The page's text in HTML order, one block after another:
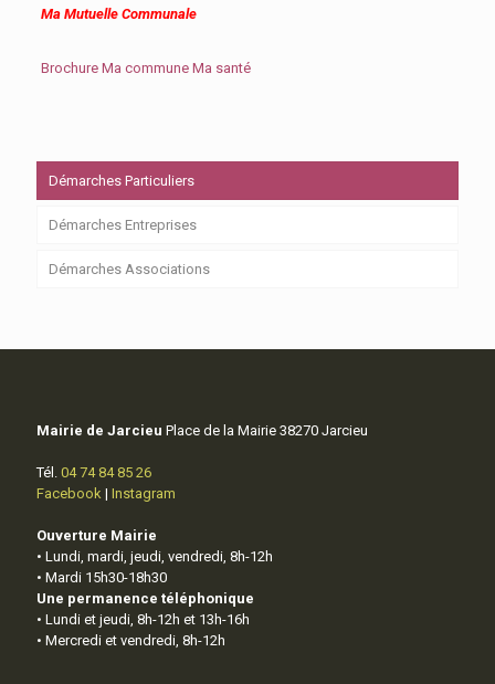
Ma Mutuelle Communale
Brochure Ma commune Ma santé
Démarches Particuliers
Démarches Entreprises
Démarches Associations
Mairie de Jarcieu Place de la Mairie 38270 Jarcieu
Tél. 04 74 84 85 26
Facebook | Instagram
Ouverture Mairie
• Lundi, mardi, jeudi, vendredi, 8h-12h
• Mardi 15h30-18h30
Une permanence téléphonique
• Lundi et jeudi, 8h-12h et 13h-16h
• Mercredi et vendredi, 8h-12h